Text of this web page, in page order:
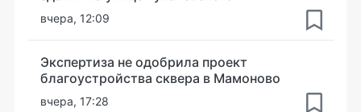
вчера, 12:09
Экспертиза не одобрила проект
благоустройства сквера в Мамоново
вчера, 17:28